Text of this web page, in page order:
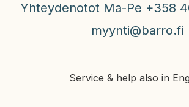
Yhteydenotot Ma-Pe +358
myynti@barro.fi
Service & help also in